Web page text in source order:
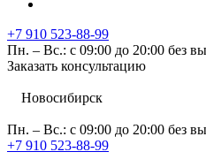
+7 910 523-88-99
Пн. – Вс.: с 09:00 до 20:00 без
Заказать консультацию
Новосибирск
Пн. – Вс.: с 09:00 до 20:00 без
+7 910 523-88-99